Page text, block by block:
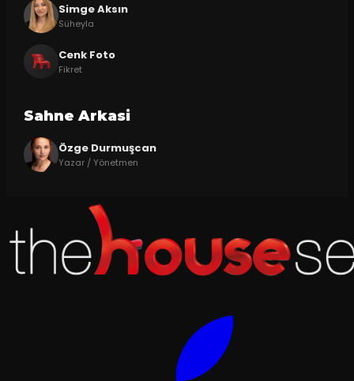
Simge Aksın
Süheyla
Cenk Foto
Fikret
Sahne Arkasi
Özge Durmuşcan
Yazar / Yönetmen